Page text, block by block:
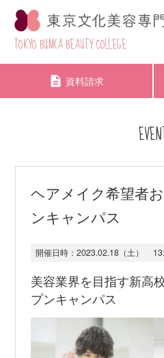
TOKYO BUNKA BEAUTY COLLEGE
資料請求
ヘアメイク希望者
ンキャンパス
開催日時： 2023.02.18（土）
美容業界を目指す新高
プンキャンパス